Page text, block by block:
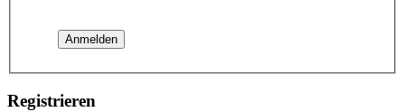
Registrieren